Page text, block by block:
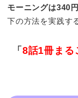
モーニングは340円
下の方法を実践す
「 8話1冊まる